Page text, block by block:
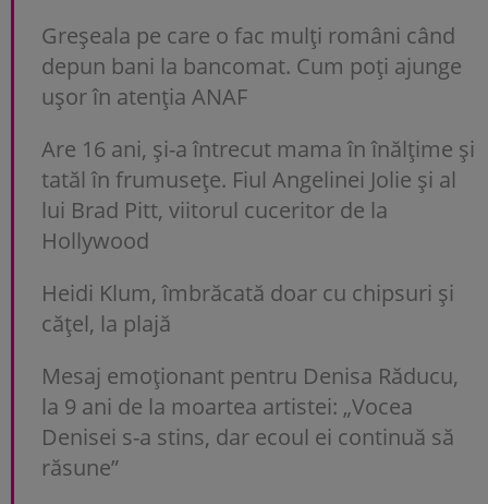
Greșeala pe care o fac mulți români când
depun bani la bancomat. Cum poți ajunge
uşor în atenția ANAF
Are 16 ani, și-a întrecut mama în înălțime și
tatăl în frumusețe. Fiul Angelinei Jolie și al
lui Brad Pitt, viitorul cuceritor de la
Hollywood
Heidi Klum, îmbrăcată doar cu chipsuri și
cățel, la plajă
Mesaj emoționant pentru Denisa Răducu,
la 9 ani de la moartea artistei: „Vocea
Denisei s-a stins, dar ecoul ei continuă să
răsune”